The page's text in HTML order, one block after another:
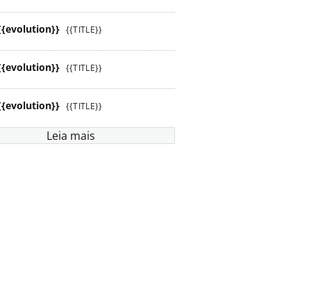
{{TITLE}}
{{TITLE}}
{{TITLE}}
Leia mais